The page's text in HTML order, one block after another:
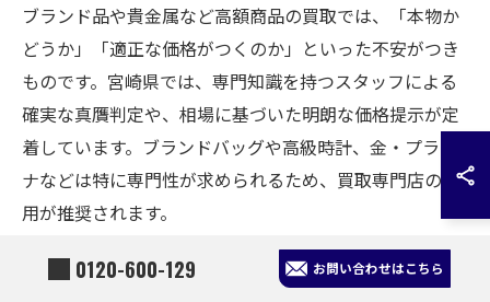
ブランド品や貴金属など高額商品の買取では、「本物か
どうか」「適正な価格がつくのか」といった不安がつき
ものです。宮崎県では、専門知識を持つスタッフによる
確実な真贋判定や、相場に基づいた明朗な価格提示が定
着しています。ブランドバッグや高級時計、金・プラチ
ナなどは特に専門性が求められるため、買取専門店の利
用が推奨されます。
さらに、状態が悪いものや付属品が欠けている場合で
も、査定基準が明確に示されるため、納得のうえで売却
0120-600-129 お問い合わせはこちら